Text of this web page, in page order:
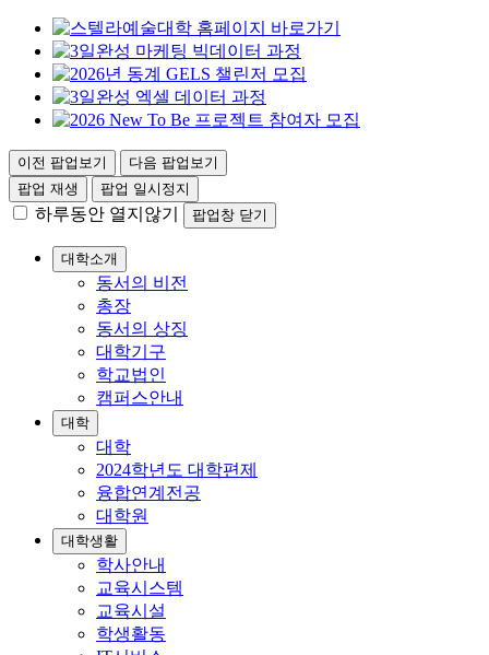
이전 팝업보기
다음 팝업보기
팝업 재생
팝업 일시정지
하루동안 열지않기 팝업창 닫기
대학소개
동서의 비전
총장
동서의 상징
대학기구
학교법인
캠퍼스안내
대학
대학
2024학년도 대학편제
융합연계전공
대학원
대학생활
학사안내
교육시스템
교육시설
학생활동